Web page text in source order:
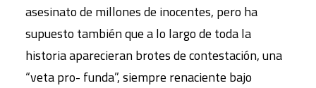
asesinato de millones de inocentes, pero ha
supuesto también que a lo largo de toda la
historia aparecieran brotes de contestación, una
“veta pro- funda”, siempre renaciente bajo